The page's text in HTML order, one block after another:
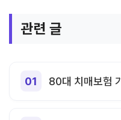
관련 글
80대 치매보험